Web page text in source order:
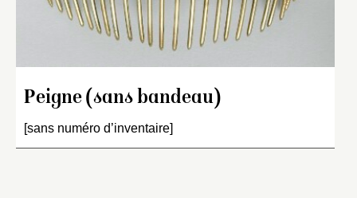
Peigne (sans bandeau)
[sans numéro d’inventaire]